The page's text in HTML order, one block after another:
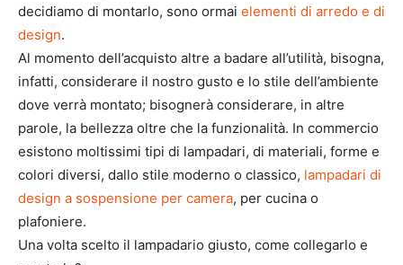
decidiamo di montarlo, sono ormai elementi di arredo e di
design.
Al momento dell’acquisto altre a badare all’utilità, bisogna,
infatti, considerare il nostro gusto e lo stile dell’ambiente
dove verrà montato; bisognerà considerare, in altre
parole, la bellezza oltre che la funzionalità. In commercio
esistono moltissimi tipi di lampadari, di materiali, forme e
colori diversi, dallo stile moderno o classico, lampadari di
design a sospensione per camera, per cucina o
plafoniere.
Una volta scelto il lampadario giusto, come collegarlo e